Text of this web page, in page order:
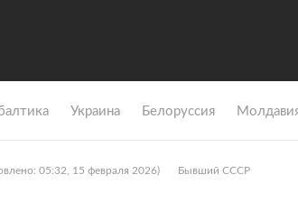
Украина Белоруссия
05:32, 15 февраля 2026) Бывший СССР